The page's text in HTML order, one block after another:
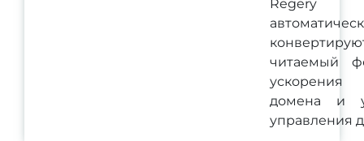
Regery
читаемый
домена и
управления